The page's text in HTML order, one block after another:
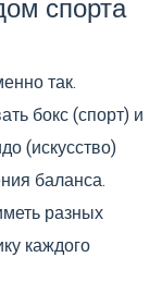
спорта
так.
бокс (спорт) и
(искусство)
баланса.
разных
каждого